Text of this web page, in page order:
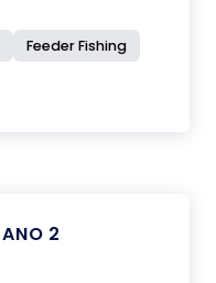
Feeder Fishing
2